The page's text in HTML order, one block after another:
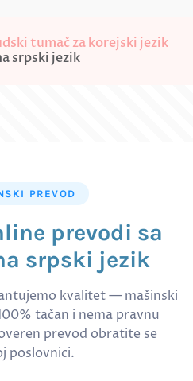
tumač za korejski jezik
srpski jezik
PREVOD
prevodi sa
srpski jezik
kvalitet — mašinski
tačan i nema pravnu
prevod obratite se
poslovnici.